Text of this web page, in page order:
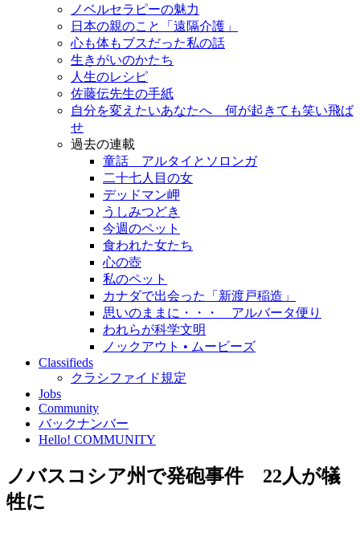
ノベルセラピーの魅力
日本の親のこと「遠隔介護」
心も体もブスだった私の話
生きがいのかたち
人生のレシピ
佐藤伝先生の手紙
自分を変えたいあなたへ 何が起きても笑い飛ば
せ
過去の連載
童話 アルタイとソロンガ
二十七人目の女
デッドマン岬
うしみつどき
今週のペット
食われた女たち
心の壺
私のペット
カナダで出会った「新渡戸稲造」
思いのままに・・・ アルバータ便り
われらが科学文明
ノックアウト • ムービーズ
Classifieds
クラシファイド規定
Jobs
Community
バックナンバー
Hello! COMMUNITY
ノバスコシア州で発砲事件 22人が犠
牲に